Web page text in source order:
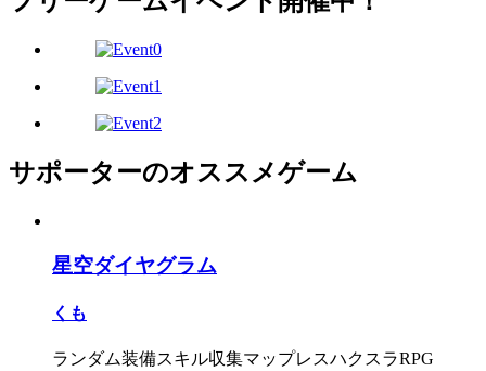
サポーターのオススメゲーム
星空ダイヤグラム
くも
ランダム装備スキル収集マップレスハクスラRPG